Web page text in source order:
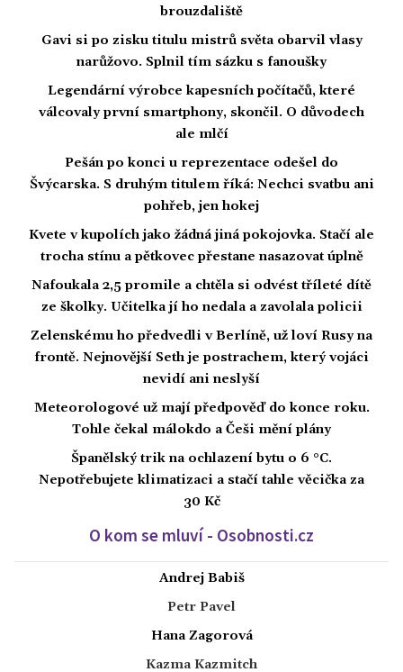
brouzdaliště
Gavi si po zisku titulu mistrů světa obarvil vlasy
narůžovo. Splnil tím sázku s fanoušky
Legendární výrobce kapesních počítačů, které
válcovaly první smartphony, skončil. O důvodech
ale mlčí
Pešán po konci u reprezentace odešel do
Švýcarska. S druhým titulem říká: Nechci svatbu ani
pohřeb, jen hokej
Kvete v kupolích jako žádná jiná pokojovka. Stačí ale
trocha stínu a pětkovec přestane nasazovat úplně
Nafoukala 2,5 promile a chtěla si odvést tříleté dítě
ze školky. Učitelka jí ho nedala a zavolala policii
Zelenskému ho předvedli v Berlíně, už loví Rusy na
frontě. Nejnovější Seth je postrachem, který vojáci
nevidí ani neslyší
Meteorologové už mají předpověď do konce roku.
Tohle čekal málokdo a Češi mění plány
Španělský trik na ochlazení bytu o 6 °C.
Nepotřebujete klimatizaci a stačí tahle věcička za
30 Kč
O kom se mluví - Osobnosti.cz
Andrej Babiš
Petr Pavel
Hana Zagorová
Kazma Kazmitch